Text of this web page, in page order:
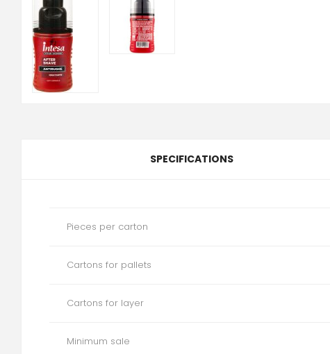
SPECIFICATIONS
Pieces per carton
Cartons for pallets
Cartons for layer
Minimum sale